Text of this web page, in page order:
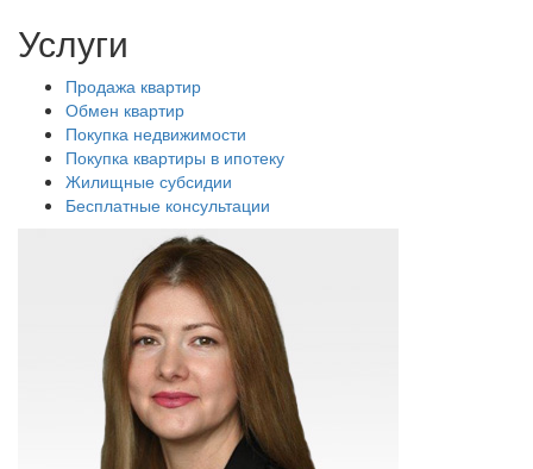
Услуги
Продажа квартир
Обмен квартир
Покупка недвижимости
Покупка квартиры в ипотеку
Жилищные субсидии
Бесплатные консультации